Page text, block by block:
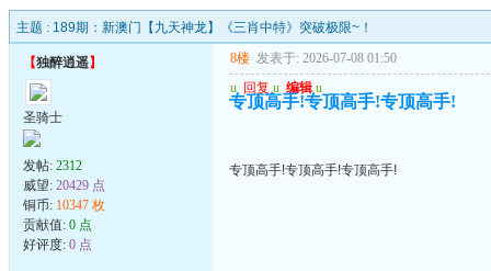
主题 : 189期：新澳门【九天神龙】《三肖中特》突破极限~！
【独醉逍遥】
圣骑士
发帖: 2312
威望: 20429 点
铜币: 10347 枚
贡献值: 0 点
好评度: 0 点
8楼 发表于: 2026-07-08 01:50
u 回复 u 编辑 u
专顶高手!专顶高手!专顶高手!
专顶高手!专顶高手!专顶高手!